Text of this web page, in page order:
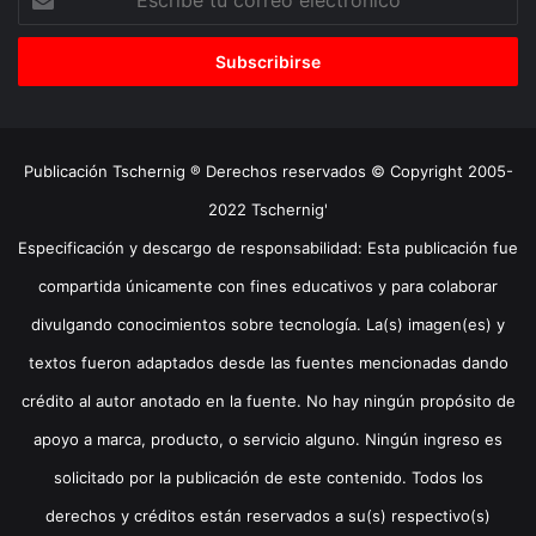
correo
Publicación Tschernig ® Derechos reservados © Copyright 2005-
2022 Tschernig'
Especificación y descargo de responsabilidad: Esta publicación fue
compartida únicamente con fines educativos y para colaborar
divulgando conocimientos sobre tecnología. La(s) imagen(es) y
textos fueron adaptados desde las fuentes mencionadas dando
crédito al autor anotado en la fuente. No hay ningún propósito de
apoyo a marca, producto, o servicio alguno. Ningún ingreso es
solicitado por la publicación de este contenido. Todos los
derechos y créditos están reservados a su(s) respectivo(s)